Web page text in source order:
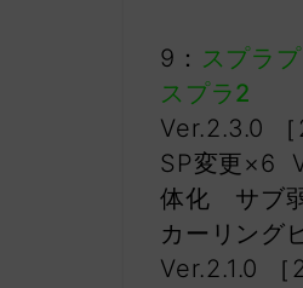
9： スプラ
スプラ2
Ver.2.3.0
SP変更×6
体化 サブ
カーリン
Ver.2.1.0